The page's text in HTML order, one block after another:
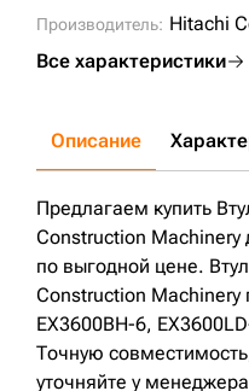
Производитель: Hitachi
Все характеристики
Описание
Предлагаем купить
Construction Machinery
по выгодной цене.
Construction Machinery
EX3600BH-6,
Точную
уточняйте у